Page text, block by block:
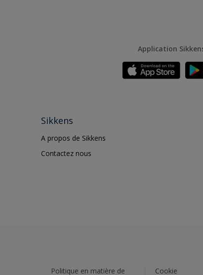
Application
Sikkens
A propos de Sikkens
Contactez nous
Politique en matière de Cookie